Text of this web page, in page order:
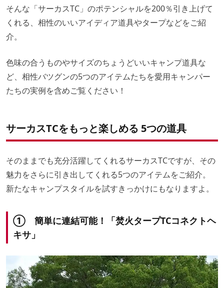
そんな「サーカスTC」のポテンシャルを200％引き上げて
くれる、相性のいいアイディア道具やタープなどをご紹
介。
色味の合うものやサイズのちょうどいいキャンプ道具な
ど、相性バツグンの5つのアイテムたちを愛用キャンパー
たちの実例を含めご覧ください！
サーカスTCをもっと楽しめる 5つの道具
そのままでも充分活躍してくれるサーカスTCですが、その
魅力をさらに引き出してくれる5つのアイテムをご紹介。
新たなキャンプスタイルを試すきっかけにもなりますよ。
① 簡単に連結可能！「焚火タープTCコネクトヘ
キサ」